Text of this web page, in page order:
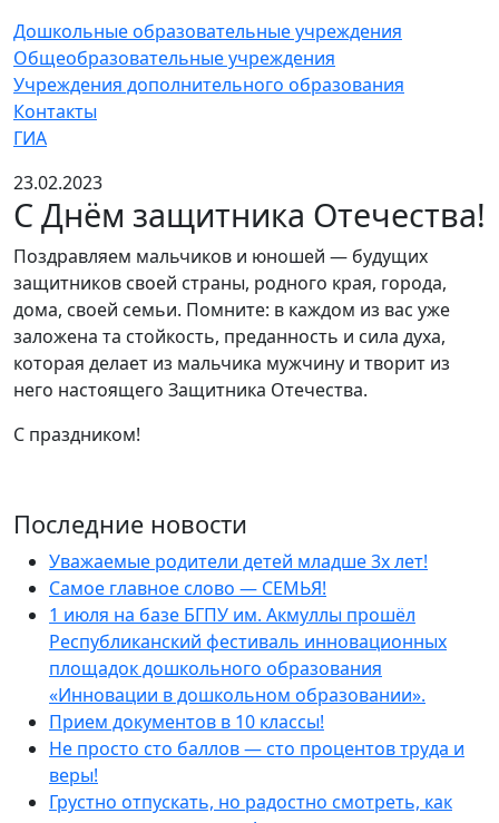
Дошкольные образовательные учреждения
Общеобразовательные учреждения
Учреждения дополнительного образования
Контакты
ГИА
23.02.2023
С Днём защитника Отечества!
Поздравляем мальчиков и юношей — будущих
защитников своей страны, родного края, города,
дома, своей семьи. Помните: в каждом из вас уже
заложена та стойкость, преданность и сила духа,
которая делает из мальчика мужчину и творит из
него настоящего Защитника Отечества.
С праздником!
Последние новости
Уважаемые родители детей младше 3х лет!
Самое главное слово — СЕМЬЯ!
1 июля на базе БГПУ им. Акмуллы прошёл
Республиканский фестиваль инновационных
площадок дошкольного образования
«Инновации в дошкольном образовании».
Прием документов в 10 классы!
Не просто сто баллов — сто процентов труда и
веры!
Грустно отпускать, но радостно смотреть, как